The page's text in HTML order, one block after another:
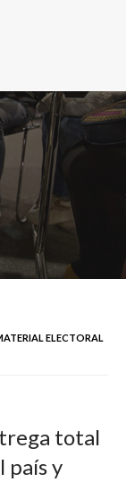
ELECTORAL
total
país y